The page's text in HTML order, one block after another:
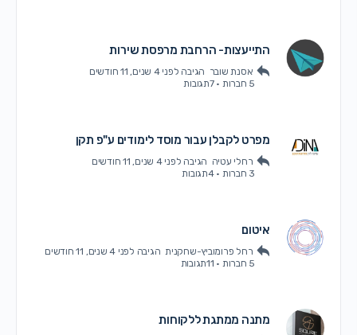
התייעצות- הרחבת מרפסת שירות
אסנת שובר הגיבהלפני 4 שנים, 11 חודשים
· 7תגובות
מפרט לקבלן עבור מוסד לימודים ע"פ תקן
רחלי עטיה הגיבהלפני 4 שנים, 11 חודשים
· 4תגובות
איטום
רחל פרומוביץ-שחקנית הגיבהלפני 4 שנים, 11 חודשים
· 11תגובות
מתנה ממתגת ללקוחות